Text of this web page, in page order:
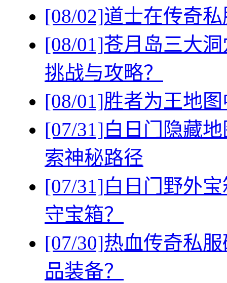
[08/02]道士在传奇
[08/01]苍月岛三大
挑战与攻略？
[08/01]胜者为王地
[07/31]白日门隐藏
索神秘路径
[07/31]白日门野外
守宝箱？
[07/30]热血传奇私
品装备？